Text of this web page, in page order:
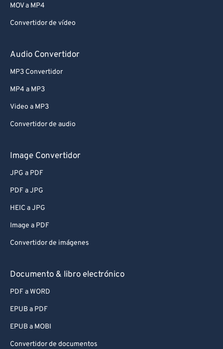
MOV a MP4
Convertidor de vídeo
Audio Convertidor
MP3 Convertidor
MP4 a MP3
Video a MP3
Convertidor de audio
Image Convertidor
JPG a PDF
PDF a JPG
HEIC a JPG
Image a PDF
Convertidor de imágenes
Documento & libro electrónico
PDF a WORD
EPUB a PDF
EPUB a MOBI
Convertidor de documentos